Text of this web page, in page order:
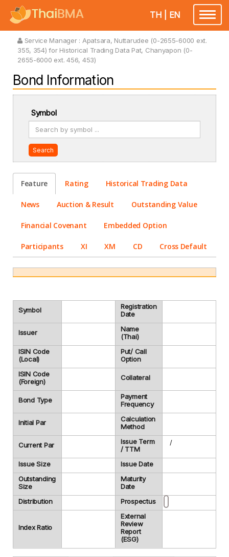
Toggle
TH EN
Service Manager : Apatsara, Nuttarudee (0-2655-6000 ext.
355, 354) for Historical Trading Data Pat, Chanyapon (0-
2655-6000 ext. 456, 453)
Bond Information
Symbol
Search
Feature Rating Historical Trading Data
News Auction & Result Outstanding Value
Financial Covenant Embedded Option
Participants XI XM CD Cross Default
Symbol
Registration
Date
Issuer
Name
(Thai)
ISIN Code
(Local)
Put/ Call
Option
ISIN Code
(Foreign)
Collateral
Bond Type
Payment
Frequency
Initial Par
Calculation
Method
Current Par
Issue Term
/ TTM
/
Issue Size
Issue Date
Outstanding
Size
Maturity
Date
Distribution
Prospectus
Index Ratio
External
Review
Report
(ESG)